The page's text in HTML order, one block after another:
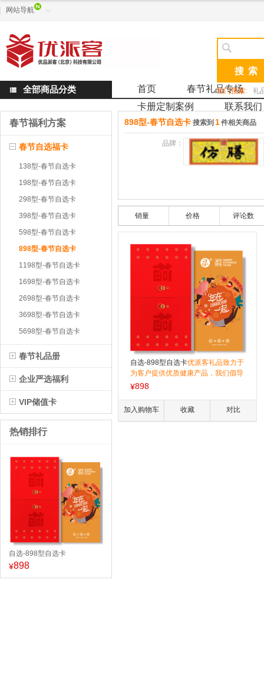
网站导航 

热门搜索: 礼
 全部商品分类 首页
春节礼品专场
卡册定制案例
联系我们
春节福利方案
春节自选福卡
138型-春节自选卡
198型-春节自选卡
298型-春节自选卡
398型-春节自选卡
598型-春节自选卡
898型-春节自选卡
1198型-春节自选卡
1698型-春节自选卡
2698型-春节自选卡
3698型-春节自选卡
5698型-春节自选卡
春节礼品册
企业严选福利
VIP储值卡
热销排行
自选-898型自选卡
¥898
898型-春节自选卡 搜索到 1件相关商品
品牌：
销量 价格 评论数
自选-898型自选卡优派客礼品致力于
为客户提供优质健康产品，我们倡导
健康、时尚的产品理念，致力于为更
团购电话：400-879-0609 。全国免
费宅配送到家！
¥898
加入购物车 收藏 对比